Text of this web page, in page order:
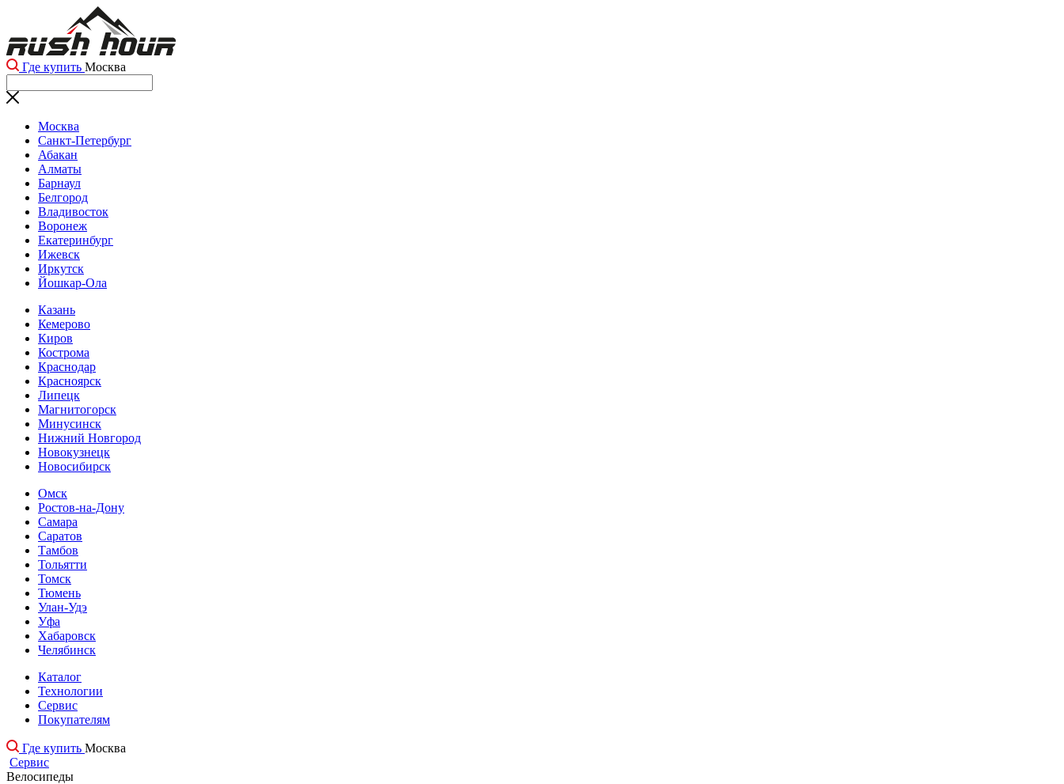
Где купить Москва
Москва
Санкт-Петербург
Абакан
Алматы
Барнаул
Белгород
Владивосток
Воронеж
Екатеринбург
Ижевск
Иркутск
Йошкар-Ола
Казань
Кемерово
Киров
Кострома
Краснодар
Красноярск
Липецк
Магнитогорск
Минусинск
Нижний Новгород
Новокузнецк
Новосибирск
Омск
Ростов-на-Дону
Самара
Саратов
Тамбов
Тольятти
Томск
Тюмень
Улан-Удэ
Уфа
Хабаровск
Челябинск
Каталог
Технологии
Сервис
Покупателям
Где купить Москва
Сервис
Велосипеды